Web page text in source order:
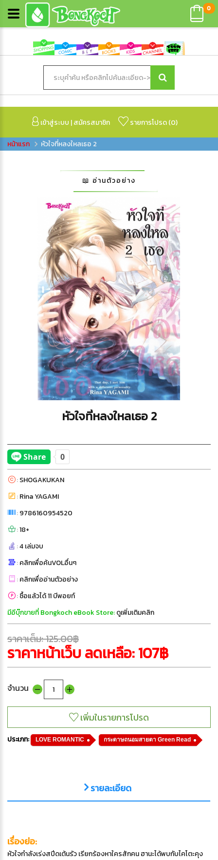
เข้าสู่ระบบ |สมัครสมาชิก รายการโปรด (0)
0
หัวใจที่หลงใหลเธอ 2
📖 อ่านตัวอย่าง
หัวใจที่หลงใหลเธอ 2
:SHOGAKUKAN
:Rina YAGAMI
:9786160954520
:18+
:4 เล่มจบ
:คลิกเพื่อค้นVOLอื่นๆ
:คลิกเพื่ออ่านตัวอย่าง
:ซื้อแล้วได้ 11 บีพอยท์
มีอีบุ๊กขายที่ Bongkoch eBook Store:ดูเพิ่มเติมคลิก
ราคาเต็ม: 125.00฿
ราคาหน้าเว็บ ลดเหลือ: 107฿
จำนวน
ประเภท: LOVE ROMANTIC กระดาษถนอมสายตา Green Read
รายละเอียด
เรื่องย่อ:
หัวใจกำลังเร่งสปีดเต้นรัว เรียกร้องหาใครสักคน ฮานะได้พบกับไคโตะคุง